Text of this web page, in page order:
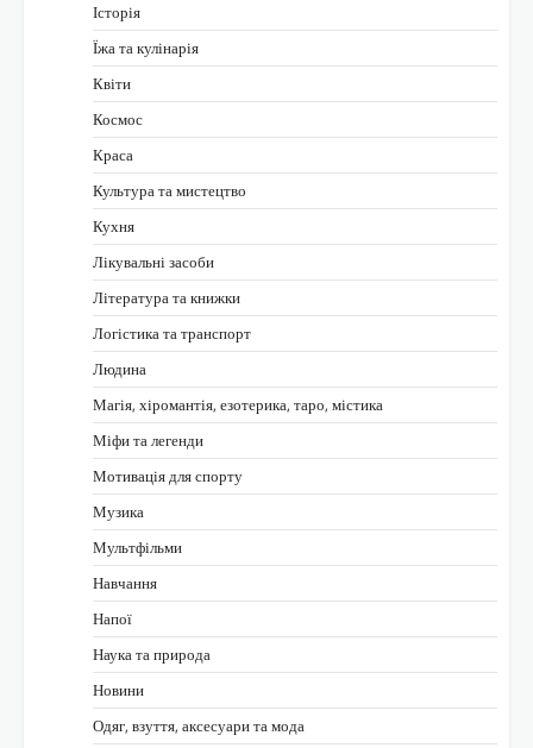
Історія
Їжа та кулінарія
Квіти
Космос
Краса
Культура та мистецтво
Кухня
Лікувальні засоби
Література та книжки
Логістика та транспорт
Людина
Магія, хіромантія, езотерика, таро, містика
Міфи та легенди
Мотивація для спорту
Музика
Мультфільми
Навчання
Напої
Наука та природа
Новини
Одяг, взуття, аксесуари та мода